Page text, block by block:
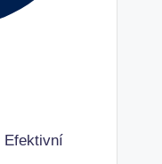
Efektivní